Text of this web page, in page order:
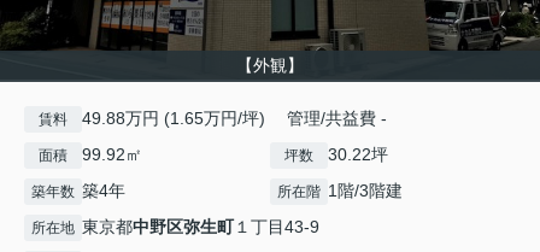
【外観】
賃料 49.88万円 (1.65万円/坪) 管理/共益費 -
面積 99.92㎡ 坪数 30.22坪
築年数 築4年 所在階 1階/3階建
所在地 東京都中野区弥生町１丁目43-9